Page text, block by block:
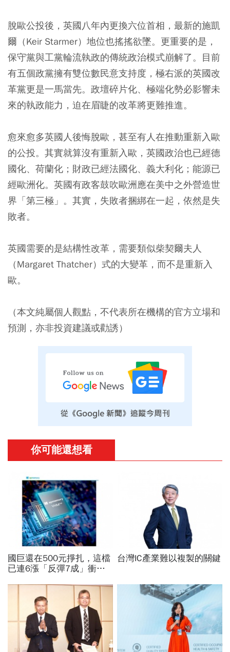
脫歐公投後，英國八年內更換六位首相，最新的施凱
爾（Keir Starmer）地位也搖搖欲墜。更重要的是，
保守黨與工黨輪流執政的傳統政治模式崩解了。目前
有五個政黨擁有雙位數民意支持度，極右派的英國改
革黨更是一馬當先。政壇碎片化、極端化勢必影響未
來的執政能力，迫在眉睫的改革將更難推進。
愈來愈多英國人後悔脫歐，甚至有人在推動重新入歐
的公投。其實就算沒有重新入歐，英國政治也已經德
國化、荷蘭化；財政已經法國化、義大利化；能源已
經歐洲化。英國有政客鼓吹歐洲應在美中之外營造世
界「第三極」。其實，失敗者捆綁在一起，依然是失
敗者。
英國需要的是結構性改革，需要類似柴契爾夫人
（Margaret Thatcher）式的大變革，而不是重新入
歐。
（本文純屬個人觀點，不代表所在機構的官方立場和
預測，亦非投資建議或勸誘）